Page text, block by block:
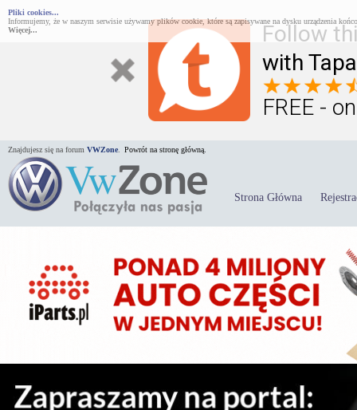
Follow
with
FREE -
Pliki cookies...
Informujemy, że w naszym serwisie używamy plików cookie, które są zapisywane na dysku urządzenia
Więcej...
Znajdujesz się na forum VWZone Powrót na stronę główną.
Strona Główna